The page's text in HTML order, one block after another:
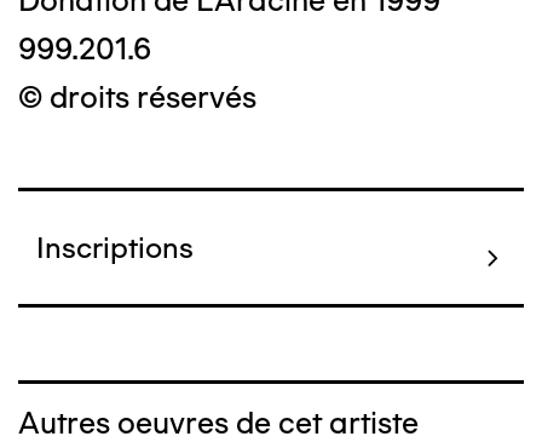
999.201.6
© droits réservés
Inscriptions
Autres oeuvres de cet artiste